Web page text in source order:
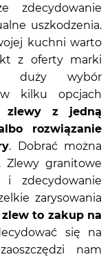
zdecydowanie
uszkodzenia.
kuchni warto
z oferty marki
duży wybór
w kilku opcjach
zlewy z jedną
rozwiązanie
. Dobrać można
Zlewy granitowe
i zdecydowanie
zarysowania
to zakup na
się na
nam